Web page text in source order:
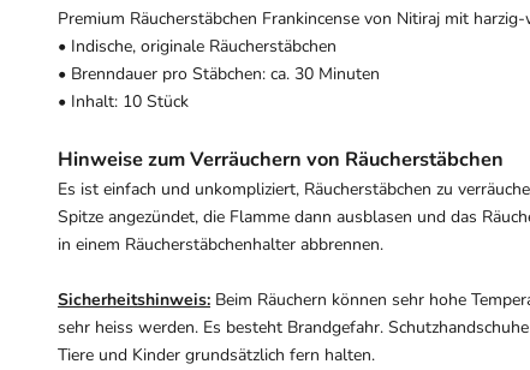
Premium Räucherstäbchen Frankincense von Nitiraj mit
• Indische, originale Räucherstäbchen
• Brenndauer pro Stäbchen: ca. 30 Minuten
• Inhalt: 10 Stück
Hinweise zum Verräuchern von Räucherstäbchen
Es ist einfach und unkompliziert, Räucherstäbchen zu
Spitze angezündet, die Flamme dann ausblasen und das
in einem Räucherstäbchenhalter abbrennen.
Sicherheitshinweis: Beim Räuchern können sehr hohe
sehr heiss werden. Es besteht Brandgefahr.
Tiere und Kinder grundsätzlich fern halten.